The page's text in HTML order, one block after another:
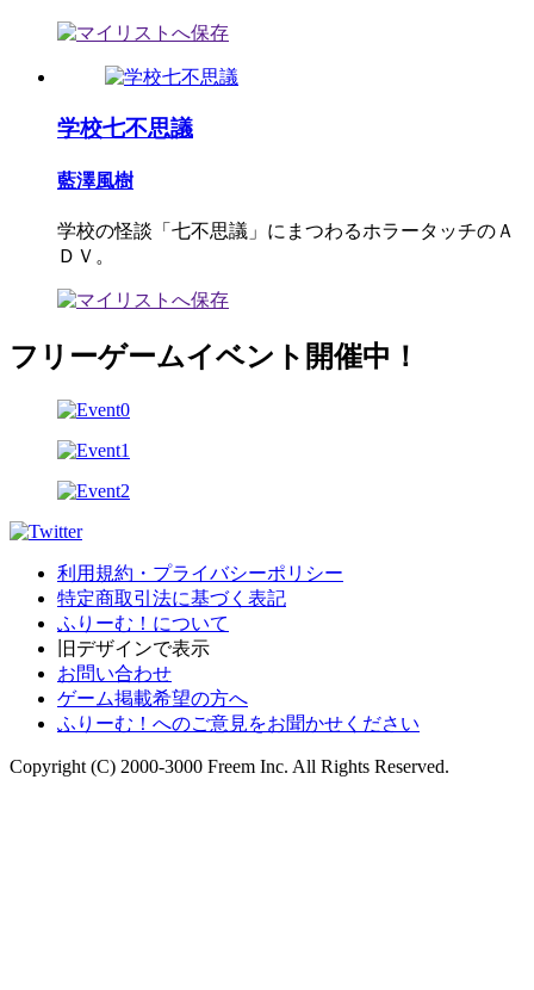
学校七不思議
藍澤風樹
学校の怪談「七不思議」にまつわるホラータッチのＡ
ＤＶ。
フリーゲームイベント開催中！
利用規約・プライバシーポリシー
特定商取引法に基づく表記
ふりーむ！について
旧デザインで表示
お問い合わせ
ゲーム掲載希望の方へ
ふりーむ！へのご意見をお聞かせください
Copyright (C) 2000-3000 Freem Inc. All Rights Reserved.